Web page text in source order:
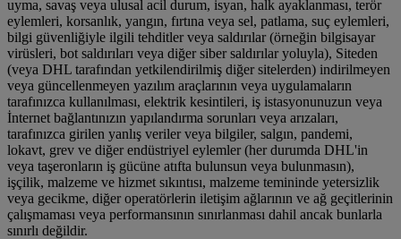
uyma, savaş veya ulusal acil durum, isyan, halk ayaklanması, terör
eylemleri, korsanlık, yangın, fırtına veya sel, patlama, suç eylemleri,
bilgi güvenliğiyle ilgili tehditler veya saldırılar (örneğin bilgisayar
virüsleri, bot saldırıları veya diğer siber saldırılar yoluyla), Siteden
(veya DHL tarafından yetkilendirilmiş diğer sitelerden) indirilmeyen
veya güncellenmeyen yazılım araçlarının veya uygulamaların
tarafınızca kullanılması, elektrik kesintileri, iş istasyonunuzun veya
İnternet bağlantınızın yapılandırma sorunları veya arızaları,
tarafınızca girilen yanlış veriler veya bilgiler, salgın, pandemi,
lokavt, grev ve diğer endüstriyel eylemler (her durumda DHL'in
veya taşeronların iş gücüne atıfta bulunsun veya bulunmasın),
işçilik, malzeme ve hizmet sıkıntısı, malzeme temininde yetersizlik
veya gecikme, diğer operatörlerin iletişim ağlarının ve ağ geçitlerinin
çalışmaması veya performansının sınırlanması dahil ancak bunlarla
sınırlı değildir.